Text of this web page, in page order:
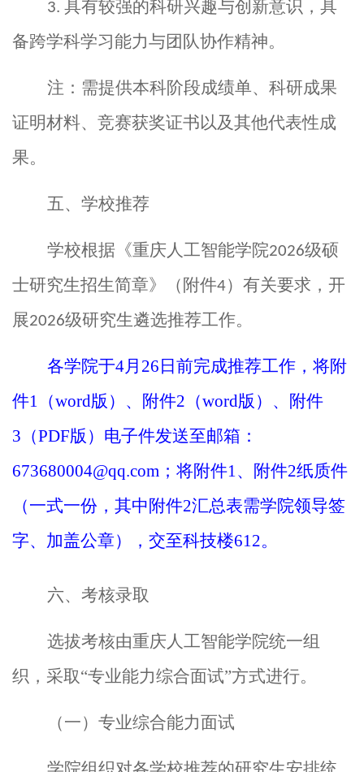
3. 具有较强的科研兴趣与创新意识，具
备跨学科学习能力与团队协作精神。
注：需提供本科阶段成绩单、科研成果
证明材料、竞赛获奖证书以及其他代表性成
果。
五、学校推荐
学校根据《重庆人工智能学院2026级硕
士研究生招生简章》（附件4）有关要求，开
展2026级研究生遴选推荐工作。
各学院于4月 26 日前完成推荐工作，将附
件1 （word版）、附件2 （word版）、附件
3 （PDF版）电子件发送至邮箱：
673680004@qq.com ；将附件1、附件2纸质件
（一式一份，其中附件2汇总表需学院领导签
字、加盖公章），交至科技楼612。
六、 考核录取
选拔考核由重庆人工智能学院统一组
织，采取“专业能力综合面试”方式进行。
（一）专业综合能力面试